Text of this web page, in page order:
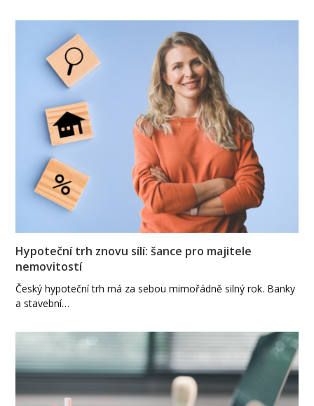
Hypoteční trh znovu sílí: šance pro majitele
nemovitostí
Český hypoteční trh má za sebou mimořádně silný rok. Banky
a stavební…